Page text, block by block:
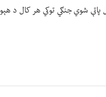
پاتې شوي جنګي توکي هر کال د